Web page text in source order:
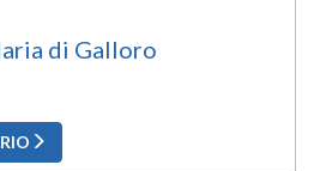
di Galloro